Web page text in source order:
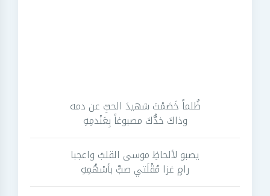
ظُلماً خَصَمْتَ شهيدَ الحبِّ عن دمه
وذاكَ خدُّكَ مصبوغاً بِعَنْدمِهِ
يصبو لألحاظِ موسى القلبُ واعجبا
رامٍ غزا مُقْلَتي صبٍّ بأسْهُمِهِ